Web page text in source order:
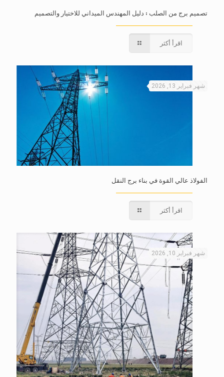
تصميم برج من الصلب : دليل المهندس الميداني للاختيار والتصميم
اقرأ أكثر
شهر فبراير 13, 2026
الفولاذ عالي القوة في بناء برج النقل
اقرأ أكثر
شهر فبراير 10, 2026